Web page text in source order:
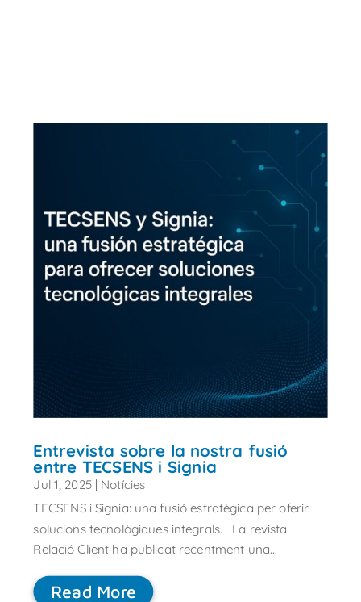
Entrevista sobre la nostra fusió
entre TECSENS i Signia
Jul 1, 2025| Notícies
TECSENS i Signia: una fusió estratègica per oferir
solucions tecnològiques integrals. La revista
Relació Client ha publicat recentment una...
Read More